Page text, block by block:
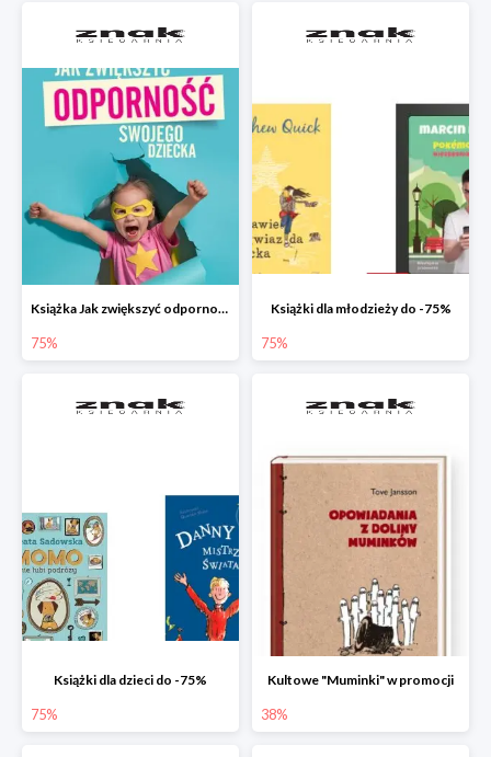
Książka Jak zwiększyć odporność swojego dziecka w promocji
75%
Książki dla młodzieży do -75%
75%
Książki dla dzieci do -75%
75%
Kultowe "Muminki" w promocji
38%